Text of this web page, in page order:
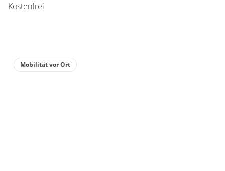
Kostenfrei
Mobilität vor Ort